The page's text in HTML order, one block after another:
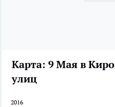
Карта: 9 Мая в
улиц
2016